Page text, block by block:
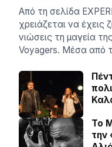
Aπό τη σελίδα
χρειάζεται να έχεις
νιώσεις τη μαγεία
Voyagers. Μέσα από
Το
την